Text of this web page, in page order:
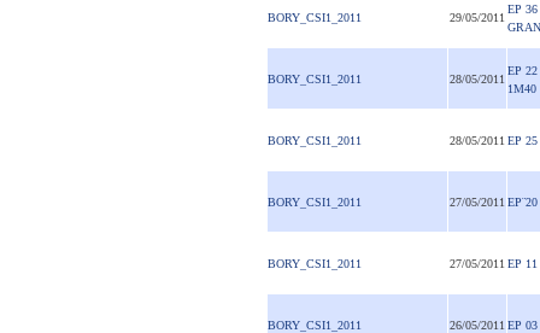
BORY_CSI1_2011 29/05/2011
EP
BORY_CSI1_2011 28/05/2011
EP
1M40
BORY_CSI1_2011 28/05/2011 EP
BORY_CSI1_2011 27/05/2011
BORY_CSI1_2011 27/05/2011 EP
BORY_CSI1_2011 26/05/2011 EP